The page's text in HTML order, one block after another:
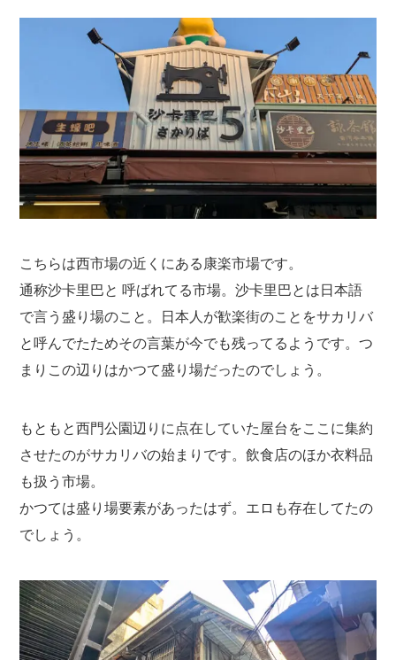
こちらは西市場の近くにある康楽市場です。
通称沙卡里巴と 呼ばれてる市場。沙卡里巴とは日本語
で言う盛り場のこと。日本人が歓楽街のことをサカリバ
と呼んでたためその言葉が今でも残ってるようです。つ
まりこの辺りはかつて盛り場だったのでしょう。
もともと西門公園辺りに点在していた屋台をここに集約
させたのがサカリバの始まりです。飲食店のほか衣料品
も扱う市場。
かつては盛り場要素があったはず。エロも存在してたの
でしょう。